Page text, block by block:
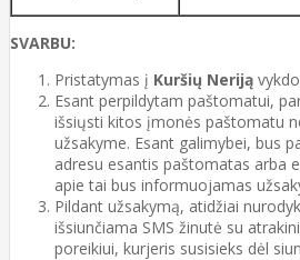
SVARBU:
Pristatymas į Kuršių Neriją
Esant perpildytam paštomatui,
išsiųsti kitos įmonės paštomatu
užsakyme. Esant galimybei, bus
adresu esantis paštomatas arba
apie tai bus informuojamas
Pildant užsakymą, atidžiai
išsiunčiama SMS žinutė su
poreikiui, kurjeris susisieks dėl